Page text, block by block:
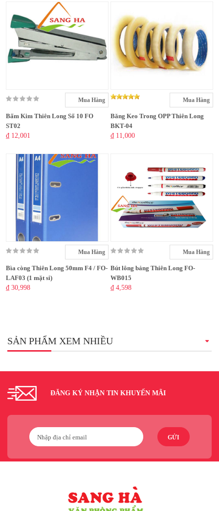
Mua Hàng
Bấm Kim Thiên Long Số 10 FO
ST02
₫ 12,001
Mua Hàng
Băng Keo Trong OPP Thiên Long
BKT-04
₫ 11,000
Mua Hàng
Bìa còng Thiên Long 50mm F4 / FO-
LAF03 (1 mặt si)
₫ 30,998
Mua Hàng
Bút lông bảng Thiên Long FO-
WB015
₫ 4,598
SẢN PHẨM XEM NHIỀU
ĐĂNG KÝ NHẬN TIN KHUYẾN MÃI
GỬI